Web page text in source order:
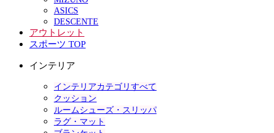
ASICS
DESCENTE
アウトレット
スポーツ TOP
インテリア
インテリアカテゴリすべて
クッション
ルームシューズ・スリッパ
ラグ・マット